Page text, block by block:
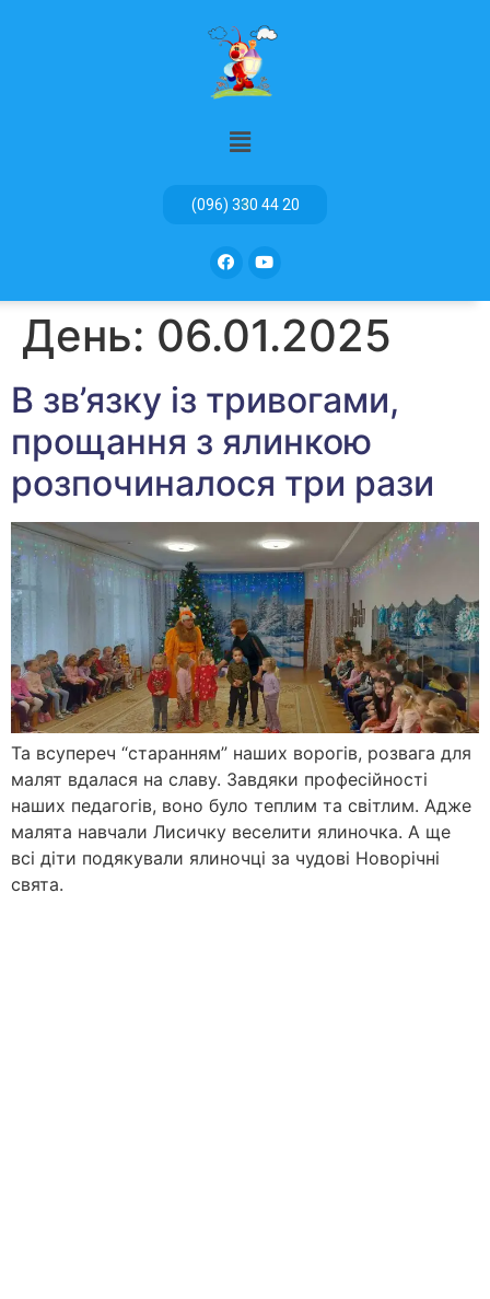
(096) 330 44 20
День: 06.01.2025
В зв’язку із тривогами,
прощання з ялинкою
розпочиналося три рази
Та всупереч “старанням” наших ворогів, розвага для
малят вдалася на славу. Завдяки професійності
наших педагогів, воно було теплим та світлим. Адже
малята навчали Лисичку веселити ялиночка. А ще
всі діти подякували ялиночці за чудові Новорічні
свята.